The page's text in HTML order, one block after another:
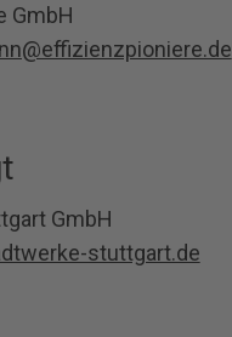
GmbH
GmbH
stuttgart.de